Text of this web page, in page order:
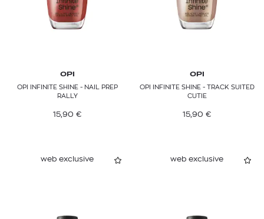
OPI
OPI INFINITE SHINE - NAIL PREP
RALLY
15,90 €
OPI
OPI INFINITE SHINE - TRACK SUITED
CUTIE
15,90 €
web exclusive web exclusive